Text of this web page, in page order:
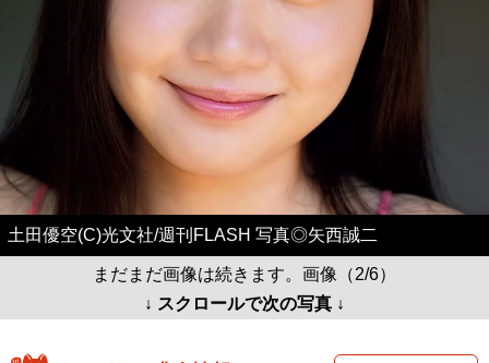
土田優空(C)光文社/週刊FLASH 写真◎矢西誠二
まだまだ画像は続きます。画像（2/6）
↓ スクロールで次の写真 ↓